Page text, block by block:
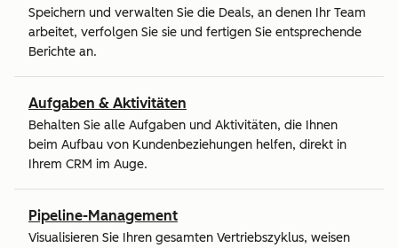
Speichern und verwalten Sie die Deals, an denen Ihr Team
arbeitet, verfolgen Sie sie und fertigen Sie entsprechende
Berichte an.
Aufgaben & Aktivitäten
Behalten Sie alle Aufgaben und Aktivitäten, die Ihnen
beim Aufbau von Kundenbeziehungen helfen, direkt in
Ihrem CRM im Auge.
Pipeline-Management
Visualisieren Sie Ihren gesamten Vertriebszyklus, weisen